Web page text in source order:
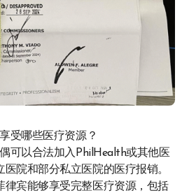
受哪些医疗资源？
可以合法加入PhilHealth或其他医
院和部分私立医院的医疗报销。
律宾能够享受完整医疗资源，包括